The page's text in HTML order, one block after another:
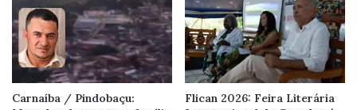
Carnaíba / Pindobaçu:
Flican 2026: Feira Literária